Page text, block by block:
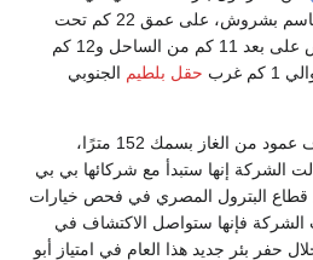
، باسم بشروش، على عمق 22 كم تحت
سطح الماء. يقع حقل بشروش على بعد 11 كم من الساحل و12 كم
كم غرب حقل بلطيم الجنوبي
وبحسب البيان فإنه تم اكتشاف عمود من الغاز بسمك 152 مترًا،
الشركة إنها ستبدأ مع شركائها بي بي
قطاع البترول المصري في فحص خيارات
فإنها ستواصل الاكتشاف في
حفر بئر جديد هذا العام في امتياز أبو